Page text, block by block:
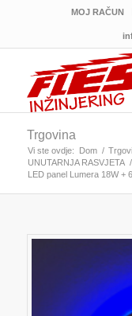
MOJ RAČUN
Trgovina
Vi ste ovdje: Dom /
UNUTARNJA RASVJETA /
LED panel Lumera 18W +